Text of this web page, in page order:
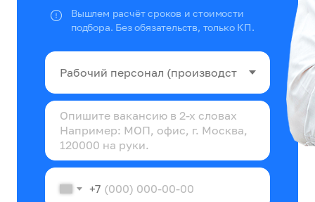
Вышлем расчёт сроков и стоимости
подбора. Без обязательств, только КП.
+7